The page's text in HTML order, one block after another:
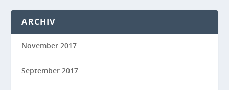
ARCHIV
November 2017
September 2017